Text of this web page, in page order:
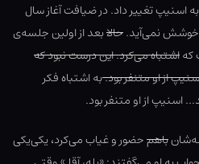
تغییر داد. در ضیافت آغاز سال
خوشش نمی‌آید.حالابعد از اولین جلسه‌ی
کهاشتباه می‌کرد. این درست نبود که
از او متنفر بود.به اشتباه فکر
از او متنفر بود.
باهمحضور و غیاب می‌کرد، یکی‌یکی